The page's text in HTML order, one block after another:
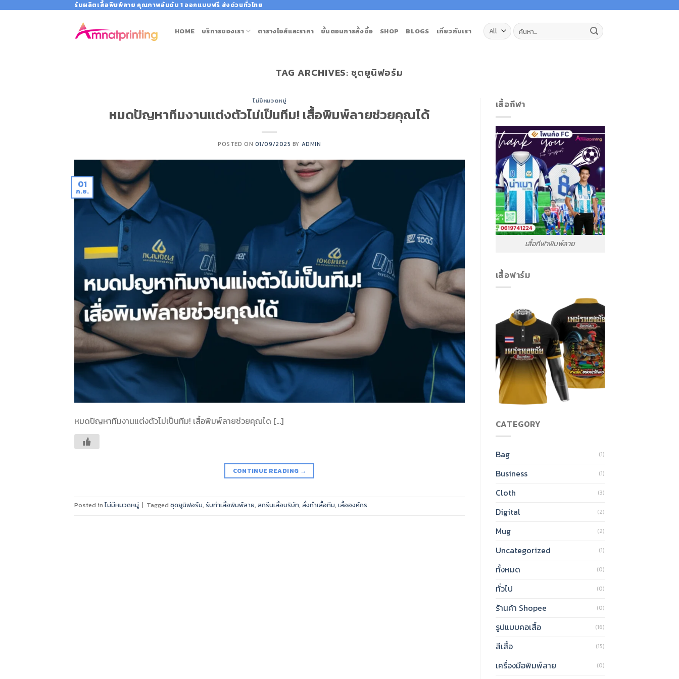
รับผลิตเสื้อพิมพ์ลาย คุณภาพอันดับ 1 ออกแบบฟรี ส่งด่วนทั่วไทย
HOME บริการของเรา ตารางไซส์และราคา ขั้นตอนการสั้งซื้อ SHOP BLOGS เกี่ยวกับเรา ค้นหา:
TAG ARCHIVES:ชุดยูนิฟอร์ม
ไม่มีหมวดหมู่
หมดปัญหาทีมงานแต่งตัวไม่เป็นทีม! เสื้อพิมพ์ลายช่วยคุณได้
POSTED ON 01/09/2025 BY ADMIN
01
ก.ย.
หมดปัญหาทีมงานแต่งตัวไม่เป็นทีม! เสื้อพิมพ์ลายช่วยคุณได […]
CONTINUE READING →
Posted in ไม่มีหมวดหมู่ | Tagged ชุดยูนิฟอร์ม, รับทำเสื้อพิมพ์ลาย, สกรีนเสื้อบริษัท, สั่งทำเสื้อทีม, เสื้อองค์กร
เสื้อกีฬา
เสื้อกีฬาพิมพ์ลาย
เสื้อฟาร์ม
CATEGORY
Bag (1)
Business (1)
Cloth (3)
Digital (2)
Mug (2)
Uncategorized (1)
ทั้งหมด (0)
ทั่วไป (0)
ร้านค้า Shopee (0)
รูปแบบคอเสื้อ (16)
สีเสื้อ (15)
เครื่องมือพิมพ์ลาย (0)